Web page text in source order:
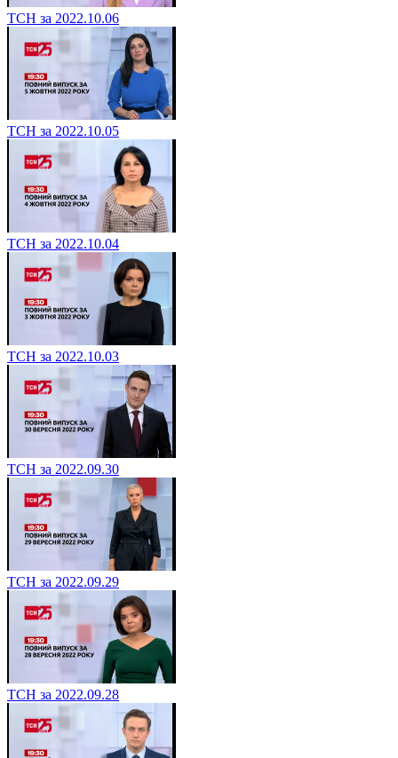
ТСН за 2022.10.06
ТСН за 2022.10.05
ТСН за 2022.10.04
ТСН за 2022.10.03
ТСН за 2022.09.30
ТСН за 2022.09.29
ТСН за 2022.09.28